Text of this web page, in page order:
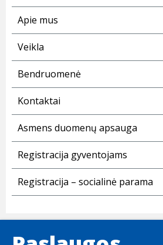
Apie mus
Veikla
Bendruomenė
Kontaktai
Asmens duomenų apsauga
Registracija gyventojams
Registracija – socialinė parama